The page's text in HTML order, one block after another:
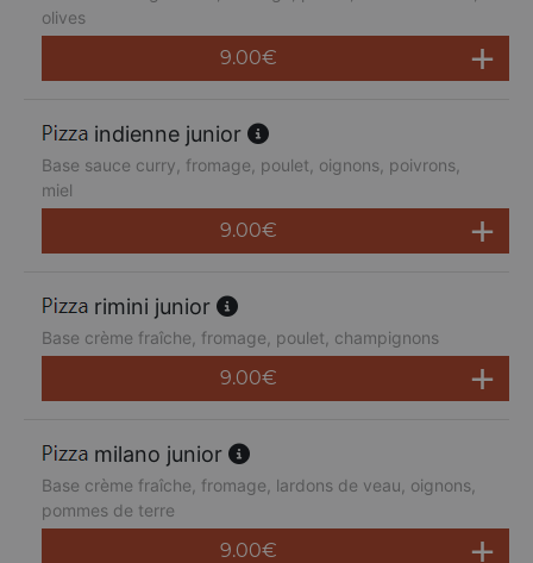
olives
9.00€
indienne junior
Base sauce curry, fromage, poulet, oignons, poivrons,
miel
9.00€
rimini junior
Base crème fraîche, fromage, poulet, champignons
9.00€
milano junior
Base crème fraîche, fromage, lardons de veau, oignons,
pommes de terre
9.00€